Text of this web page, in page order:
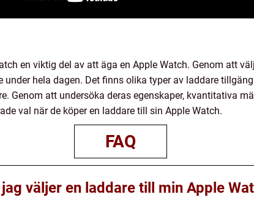
en viktig del av att äga en Apple Watch. Genom att
hela dagen. Det finns olika typer av laddare
Genom att undersöka deras egenskaper, kvantitativa
val när de köper en laddare till sin Apple Watch.
FAQ
väljer en laddare till min Apple